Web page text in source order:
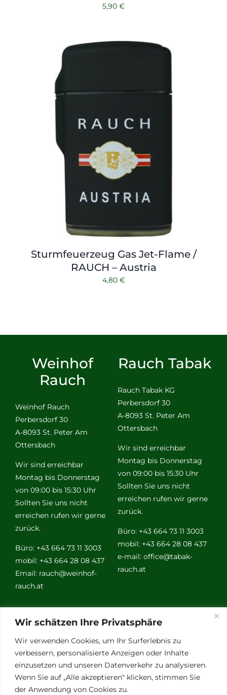
Wir schätzen Ihre Privatsphäre
Wir verwenden Cookies, um Ihr Surferlebnis zu
verbessern, personalisierte Anzeigen oder Inhalte
einzusetzen und unseren Datenverkehr zu analysieren.
Wenn Sie auf „Alle akzeptieren" klicken, stimmen Sie
der Anwendung von Cookies zu.
5,90 €
Sturmfeuerzeug Gas Jet-Flame /
RAUCH – Austria
4,80 €
Weinhof
Rauch
Weinhof Rauch
Perbersdorf 30
A-8093 St. Peter Am
Ottersbach
Wir sind erreichbar
Montag bis Donnerstag
von 09:00 bis 15:30 Uhr
Sollten Sie uns nicht
erreichen rufen wir gerne
zurück.
Büro: +43 664 73 11 3003
mobil: +43 664 28 08 437
Email: rauch@weinhof-
rauch.at
Rauch Tabak
Rauch Tabak KG
Perbersdorf 30
A-8093 St. Peter Am
Ottersbach
Wir sind erreichbar
Montag bis Donnerstag
von 09:00 bis 15:30 Uhr
Sollten Sie uns nicht
erreichen rufen wir gerne
zurück.
Büro: +43 664 73 11 3003
mobil: +43 664 28 08 437
e-mail: office@tabak-
rauch.at
Weitere
Links
Vino Vitalis
Ottersbachtal
Partnerbetriebe